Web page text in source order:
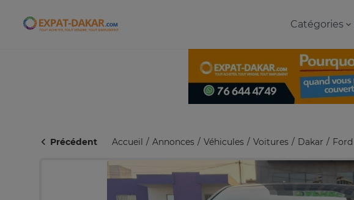
Expat-Dakar Catégories
Précédent Accueil Annonces Véhicules Voitures Dakar Ford